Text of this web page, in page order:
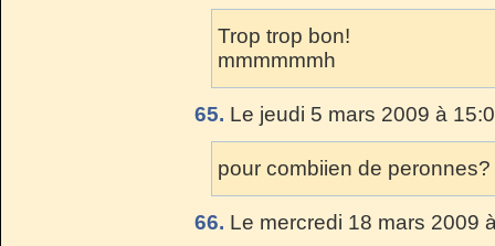
Trop trop bon!
mmmmmmh
65. Le jeudi 5 mars 2009 à
pour combiien de peronnes?
66. Le mercredi 18 mars 2009